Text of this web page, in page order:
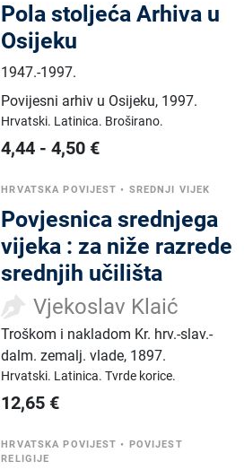
Pola stoljeća Arhiva u
Osijeku
1947.-1997.
Povijesni arhiv u Osijeku, 1997.
Hrvatski. Latinica. Broširano.
4,44 -4,50 €
HRVATSKA POVIJEST • SREDNJI VIJEK
Povjesnica srednjega
vijeka : za niže razrede
srednjih učilišta
Vjekoslav Klaić
Troškom i nakladom Kr. hrv.-slav.-
dalm. zemalj. vlade, 1897.
Hrvatski. Latinica.Tvrde korice.
12,65 €
HRVATSKA POVIJEST • POVIJEST
RELIGIJE